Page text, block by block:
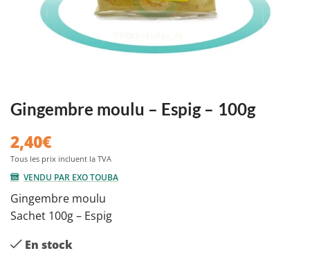
Gingembre moulu – Espig – 100g
2,40€
VENDU PAR EXO TOUBA
Gingembre moulu
Sachet 100g – Espig
En stock